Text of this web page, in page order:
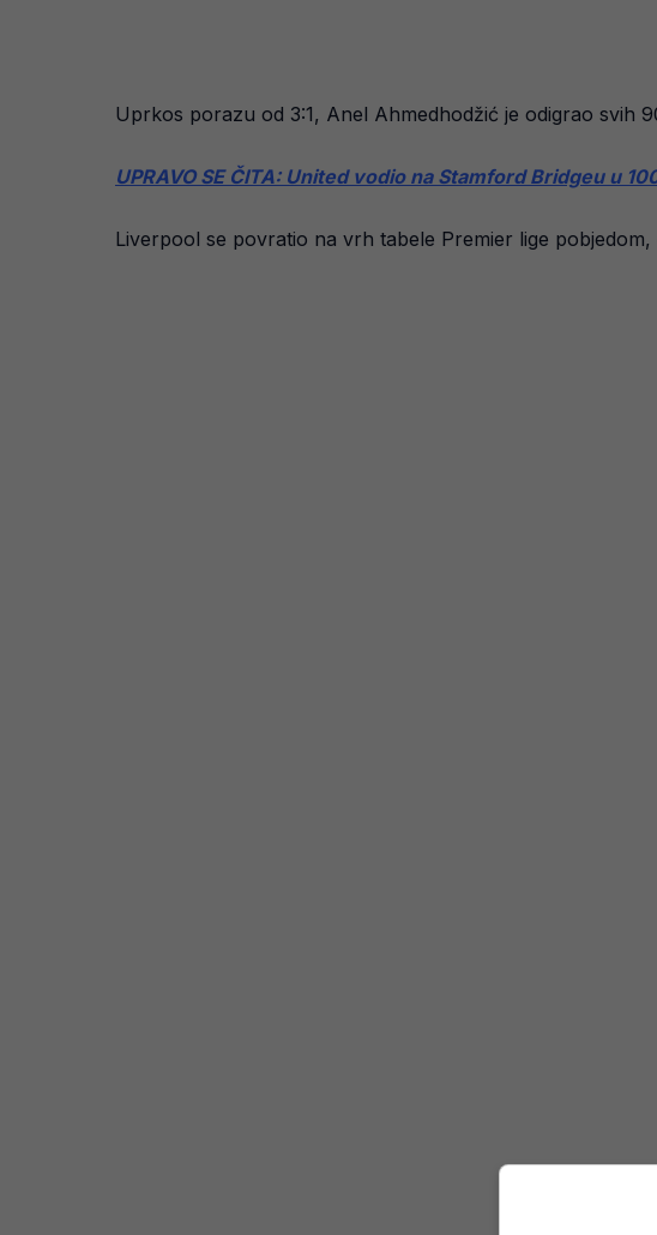
Uprkos porazu od 3:1, Anel Ahmedhodžić je odigrao svih
UPRAVO SE ČITA: United vodio na Stamford Bridgeu u
Liverpool se povratio na vrh tabele Premier lige